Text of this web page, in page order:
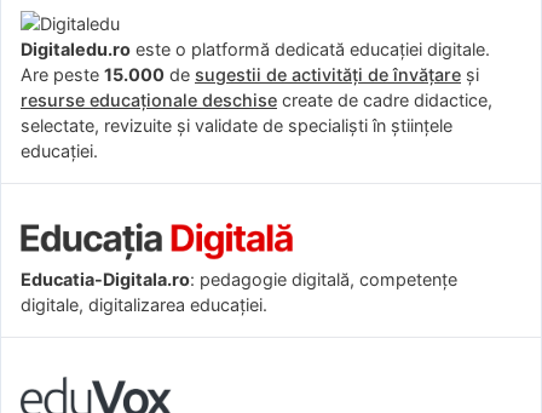
Digitaledu.ro este o platformă dedicată educației digitale.
Are peste 15.000 de sugestii de activități de învățare și
resurse educaționale deschise create de cadre didactice,
selectate, revizuite și validate de specialiști în științele
educației.
Educatia-Digitala.ro: pedagogie digitală, competențe
digitale, digitalizarea educației.